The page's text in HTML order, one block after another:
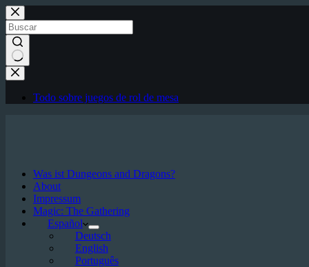
Saltar
al
contenido
Sin
resultados
Todo sobre juegos de rol de mesa
Was ist Dungeons and Dragons?
About
Impressum
Magic: The Gathering
Español
Deutsch
English
Português